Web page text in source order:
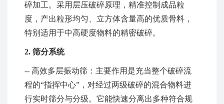
碎加工。采用层压破碎原理，精准控制成品粒
度，产出粒形均匀、立方体含量高的优质骨料，
特别适用于中高硬度物料的精密破碎。
2. 筛分系统
-- 高效多层振动筛：主要作用是充当整个破碎流
程的“指挥中心”，对经过两级破碎的混合物料进
行实时筛分与分级。它能快速分离出多种符合规